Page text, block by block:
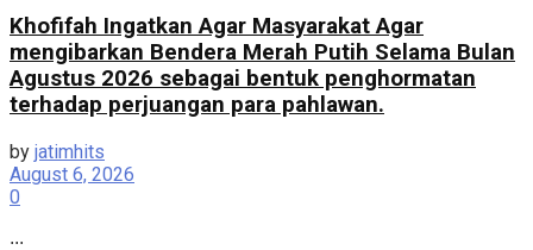
Khofifah Ingatkan Agar Masyarakat Agar
mengibarkan Bendera Merah Putih Selama Bulan
Agustus 2026 sebagai bentuk penghormatan
terhadap perjuangan para pahlawan.
by jatimhits
August 6, 2026
0
...